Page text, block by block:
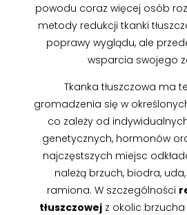
powodu coraz więcej osób
metody redukcji tkanki
poprawy wyglądu, ale
wsparcia swojego
Tkanka tłuszczowa ma
gromadzenia się w
co zależy od
genetycznych, hormonów
najczęstszych miejsc
należą brzuch, biodra,
ramiona. W szczególności
tłuszczowej z okolic